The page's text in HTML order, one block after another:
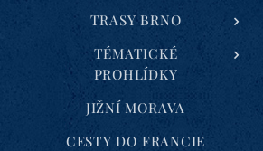
TRASY BRNO
TÉMATICKÉ
PROHLÍDKY
JIŽNÍ MORAVA
CESTY DO FRANCIE